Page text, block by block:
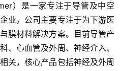
）是一家专注于导管及中空
业。公司主要专注于为下游医
膜材料解决方案。目前导管产
、心血管及外周、神经介入、
关，核心产品包括神经及外周